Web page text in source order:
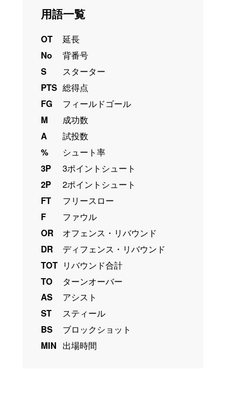
用語一覧
OT
延長
No
背番号
S
スターター
PTS 総得点
FG
フィールドゴール
M
成功数
A
試投数
%
シュート率
3P
3ポイントシュート
2P
2ポイントシュート
FT
フリースロー
F
ファウル
OR
オフェンス・リバウンド
DR
ディフェンス・リバウンド
TOT リバウンド合計
TO
ターンオーバー
AS
アシスト
ST
スティール
BS
ブロックショット
MIN 出場時間